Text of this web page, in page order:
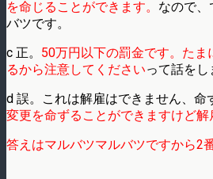
を命じることができます。 なので、
バツです。
c 正。 50万円以下の罰金です。た
るから注意してくださいって話をし
d 誤。これは解雇はできません、命
変更を命ずることができますけど解
答えはマルバツマルバツですから2